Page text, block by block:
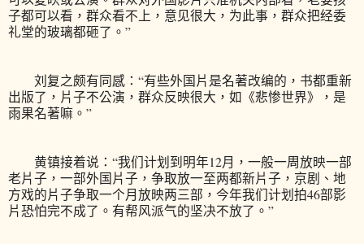
子都可以看，群众看不上，意见很大，为此事，群众把经委
礼堂的玻璃都砸了。”
刘复之颇有同感：“有些外国片是名著改编的，书都重新
出版了，片子不公演，群众反映很大，如《悲惨世界》，是
雨果名著嘛。”
黄镇接着说：“我们计划到明年12月，一般一周放映一部
老片子，一部外国片子，争取放一至两都新片子，京剧、地
方戏的片子争取一个月放映两三部，今年我们计划拍46部影
片恐怕完不成了。有帮风派气的坚决不放了。”